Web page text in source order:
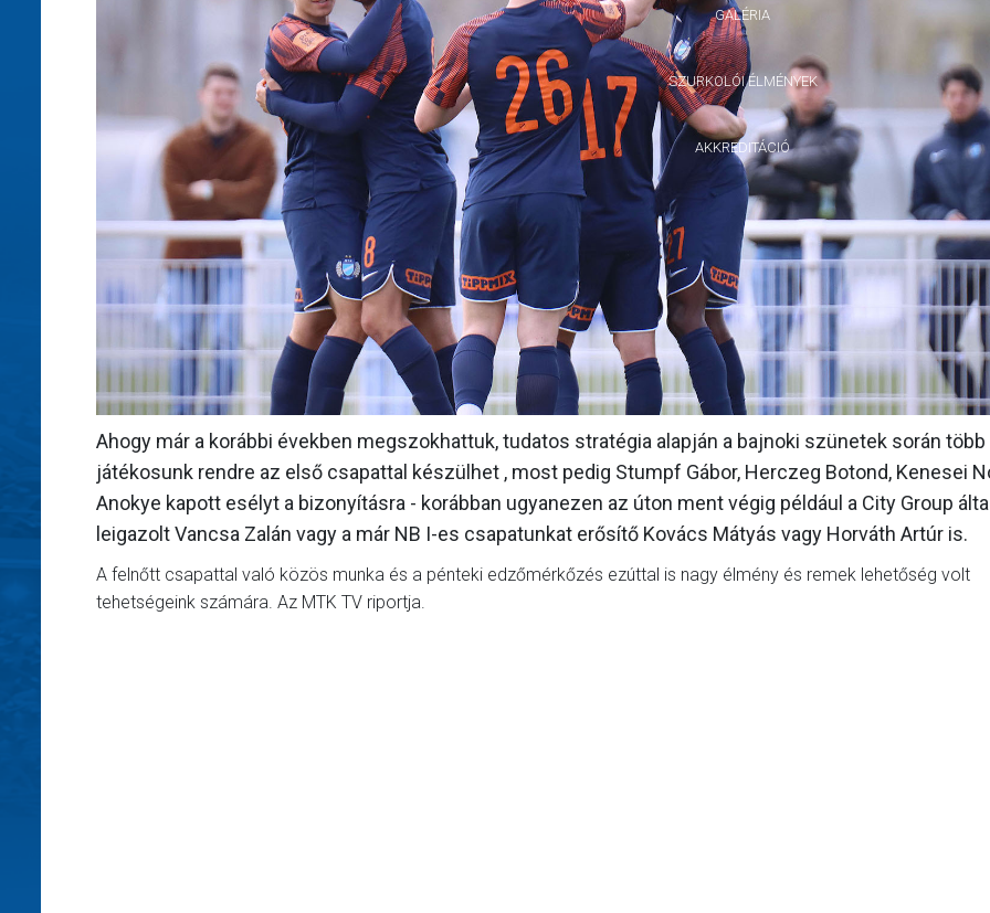
GALÉRIA
SZURKOLÓI ÉLMÉNYEK
AKKREDITÁCIÓ
Ahogy már a korábbi években megszokhattuk, tudatos stratégia alapján a bajnoki szünetek során több
játékosunk rendre az első csapattal készülhet , most pedig Stumpf Gábor, Herczeg Botond, Kenesei
Anokye kapott esélyt a bizonyításra - korábban ugyanezen az úton ment végig például a City Group
leigazolt Vancsa Zalán vagy a már NB I-es csapatunkat erősítő Kovács Mátyás vagy Horváth Artúr is.
A felnőtt csapattal való közös munka és a pénteki edzőmérkőzés ezúttal is nagy élmény és remek lehetőség volt
tehetségeink számára. Az MTK TV riportja.